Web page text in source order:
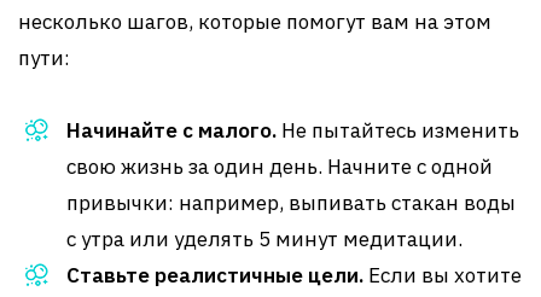
несколько шагов, которые помогут вам на этом
пути:
Начинайте с малого. Не пытайтесь изменить
свою жизнь за один день. Начните с одной
привычки: например, выпивать стакан воды
с утра или уделять 5 минут медитации.
Ставьте реалистичные цели. Если вы хотите